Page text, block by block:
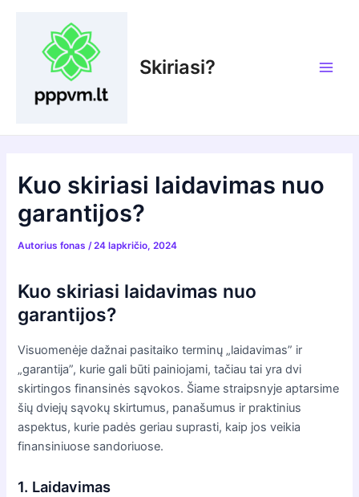
Skiriasi?
Kuo skiriasi laidavimas nuo
garantijos?
Autorius fonas/24 lapkričio, 2024
Kuo skiriasi laidavimas nuo
garantijos?
Visuomenėje dažnai pasitaiko terminų „laidavimas” ir
„garantija”, kurie gali būti painiojami, tačiau tai yra dvi
skirtingos finansinės sąvokos. Šiame straipsnyje aptarsime
šių dviejų sąvokų skirtumus, panašumus ir praktinius
aspektus, kurie padės geriau suprasti, kaip jos veikia
finansiniuose sandoriuose.
1. Laidavimas